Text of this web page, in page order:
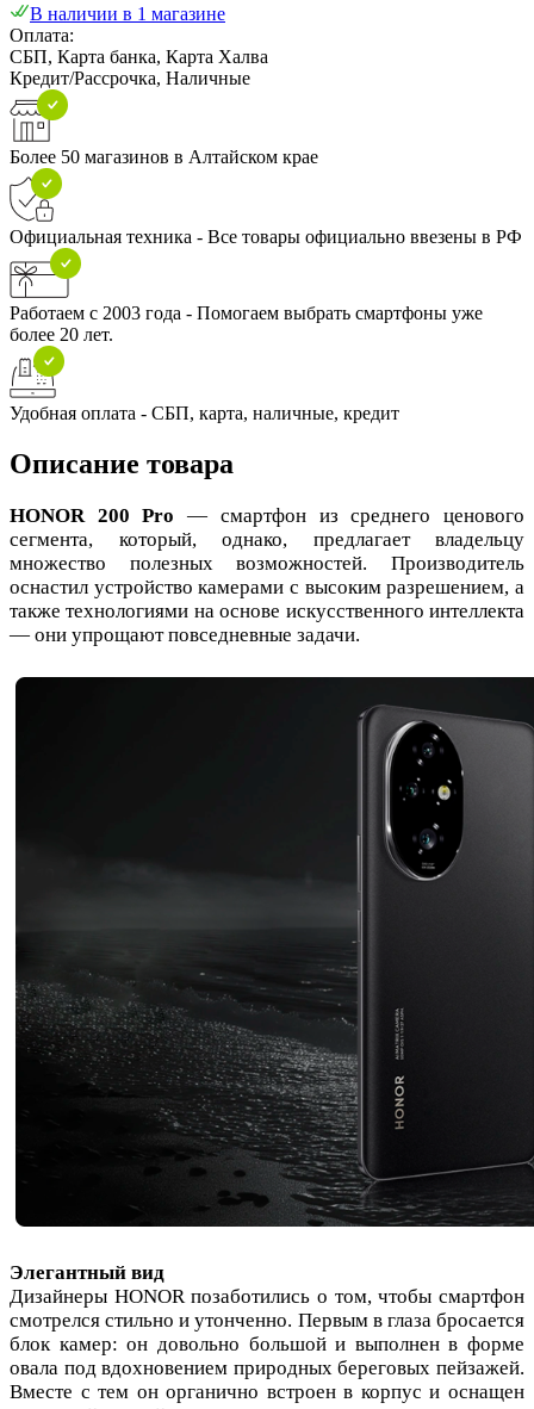
В наличии в 1 магазине
Оплата:
СБП, Карта банка, Карта Халва
Кредит/Рассрочка, Наличные
Более 50 магазинов в Алтайском крае
Официальная техника - Все товары официально ввезены в РФ
Работаем с 2003 года - Помогаем выбрать смартфоны уже
более 20 лет.
Удобная оплата - СБП, карта, наличные, кредит
Описание товара
HONOR 200 Pro — смартфон из среднего ценового
сегмента, который, однако, предлагает владельцу
множество полезных возможностей. Производитель
оснастил устройство камерами с высоким разрешением, а
также технологиями на основе искусственного интеллекта
— они упрощают повседневные задачи.
Элегантный вид
Дизайнеры HONOR позаботились о том, чтобы смартфон
смотрелся стильно и утонченно. Первым в глаза бросается
блок камер: он довольно большой и выполнен в форме
овала под вдохновением природных береговых пейзажей.
Вместе с тем он органично встроен в корпус и оснащен